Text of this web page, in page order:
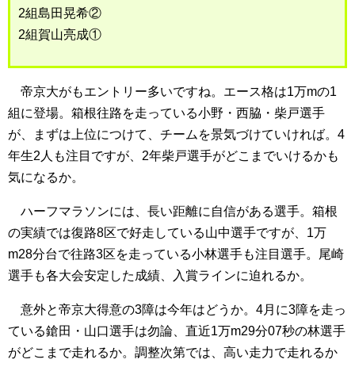
2組島田晃希②
2組賀山亮成①
帝京大がもエントリー多いですね。エース格は1万mの1
組に登場。箱根往路を走っている小野・西脇・柴戸選手
が、まずは上位につけて、チームを景気づけていければ。4
年生2人も注目ですが、2年柴戸選手がどこまでいけるかも
気になるか。
ハーフマラソンには、長い距離に自信がある選手。箱根
の実績では復路8区で好走している山中選手ですが、1万
m28分台で往路3区を走っている小林選手も注目選手。尾崎
選手も各大会安定した成績、入賞ラインに迫れるか。
意外と帝京大得意の3障は今年はどうか。4月に3障を走っ
ている鎗田・山口選手は勿論、直近1万m29分07秒の林選手
がどこまで走れるか。調整次第では、高い走力で走れるか